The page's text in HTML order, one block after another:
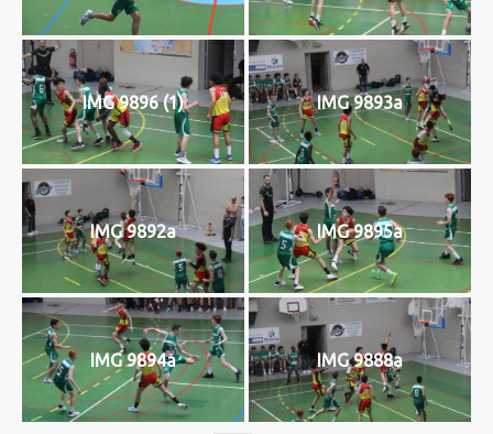
IMG 9896 (1) IMG 9893a
IMG 9892a IMG 9895a
IMG 9894a IMG 9888a